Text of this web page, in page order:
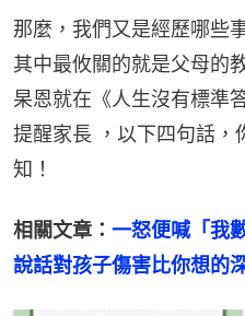
那麼，我們又是經歷哪些
其中最攸關的就是父母的
杲恩就在《人生沒有標準
提醒家長 ，以下四句話，
知！
相關文章： 一怒便喊「我
說話對孩子傷害比你想的